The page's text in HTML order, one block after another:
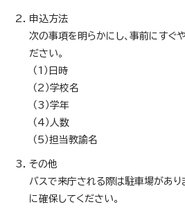
申込方法
次の事項を明らかにし、事前にすぐ
ださい。
（1）日時
（2）学校名
（3）学年
（4）人数
（5）担当教諭名
その他
バスで来庁される際は駐車場があり
に確保してください。